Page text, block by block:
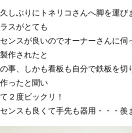
久しぶりにトネリコさんへ脚を運び
ラスがとても
センスが良いのでオーナーさんに伺
製作されたと
の事、しかも看板も自分で鉄板を切
作ったと聞い
て２度ビックリ！
センスも良くて手先も器用・・・羨